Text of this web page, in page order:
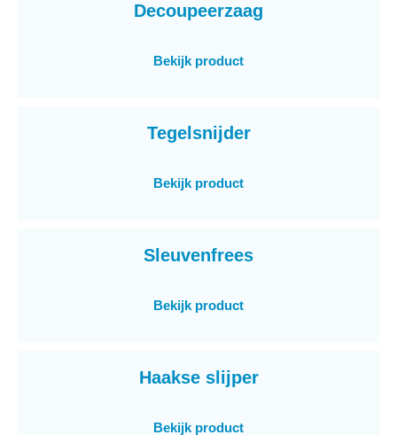
Decoupeerzaag
Bekijk product
Tegelsnijder
Bekijk product
Sleuvenfrees
Bekijk product
Haakse slijper
Bekijk product